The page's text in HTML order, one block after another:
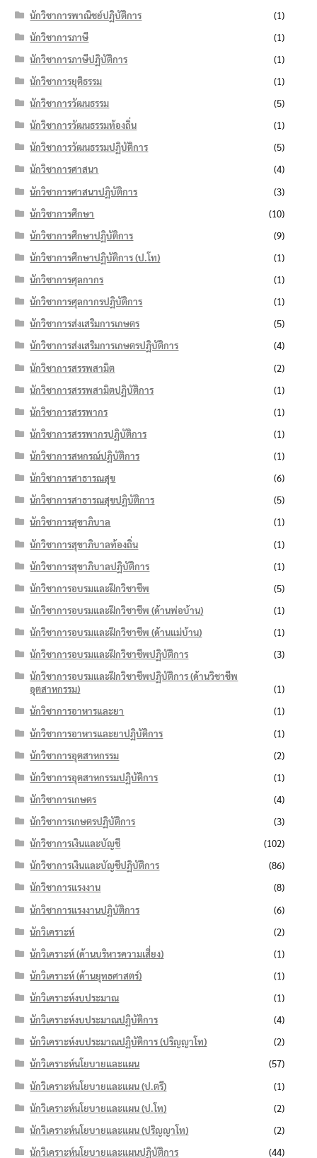
นักวิชาการพาณิชย์ปฏิบัติการ
(1)
นักวิชาการภาษี
(1)
นักวิชาการภาษีปฏิบัติการ
(1)
นักวิชาการยุติธรรม
(1)
นักวิชาการวัฒนธรรม
(5)
นักวิชาการวัฒนธรรมท้องถิ่น
(1)
นักวิชาการวัฒนธรรมปฏิบัติการ
(5)
นักวิชาการศาสนา
(4)
นักวิชาการศาสนาปฏิบัติการ
(3)
นักวิชาการศึกษา
(10)
นักวิชาการศึกษาปฏิบัติการ
(9)
นักวิชาการศึกษาปฏิบัติการ (ป.โท)
(1)
นักวิชาการศุลกากร
(1)
นักวิชาการศุลกากรปฏิบัติการ
(1)
นักวิชาการส่งเสริมการเกษตร
(5)
นักวิชาการส่งเสริมการเกษตรปฏิบัติการ
(4)
นักวิชาการสรรพสามิต
(2)
นักวิชาการสรรพสามิตปฏิบัติการ
(1)
นักวิชาการสรรพากร
(1)
นักวิชาการสรรพากรปฏิบัติการ
(1)
นักวิชาการสหกรณ์ปฏิบัติการ
(1)
นักวิชาการสาธารณสุข
(6)
นักวิชาการสาธารณสุขปฏิบัติการ
(5)
นักวิชาการสุขาภิบาล
(1)
นักวิชาการสุขาภิบาลท้องถิ่น
(1)
นักวิชาการสุขาภิบาลปฏิบัติการ
(1)
นักวิชาการอบรมและฝึกวิชาชีพ
(5)
นักวิชาการอบรมและฝึกวิชาชีพ (ด้านพ่อบ้าน)
(1)
นักวิชาการอบรมและฝึกวิชาชีพ (ด้านแม่บ้าน)
(1)
นักวิชาการอบรมและฝึกวิชาชีพปฏิบัติการ
(3)
นักวิชาการอบรมและฝึกวิชาชีพปฏิบัติการ (ด้านวิชาชีพ
อุตสาหกรรม)
(1)
นักวิชาการอาหารและยา
(1)
นักวิชาการอาหารและยาปฏิบัติการ
(1)
นักวิชาการอุตสาหกรรม
(2)
นักวิชาการอุตสาหกรรมปฏิบัติการ
(1)
นักวิชาการเกษตร
(4)
นักวิชาการเกษตรปฏิบัติการ
(3)
นักวิชาการเงินและบัญชี
(102)
นักวิชาการเงินและบัญชีปฏิบัติการ
(86)
นักวิชาการแรงงาน
(8)
นักวิชาการแรงงานปฏิบัติการ
(6)
นักวิเคราะห์
(2)
นักวิเคราะห์ (ด้านบริหารความเสี่ยง)
(1)
นักวิเคราะห์ (ด้านยุทธศาสตร์)
(1)
นักวิเคราะห์งบประมาณ
(1)
นักวิเคราะห์งบประมาณปฏิบัติการ
(4)
นักวิเคราะห์งบประมาณปฏิบัติการ (ปริญญาโท)
(2)
นักวิเคราะห์นโยบายและแผน
(57)
นักวิเคราะห์นโยบายและแผน (ป.ตรี)
(1)
นักวิเคราะห์นโยบายและแผน (ป.โท)
(2)
นักวิเคราะห์นโยบายและแผน (ปริญญาโท)
(2)
นักวิเคราะห์นโยบายและแผนปฏิบัติการ
(44)